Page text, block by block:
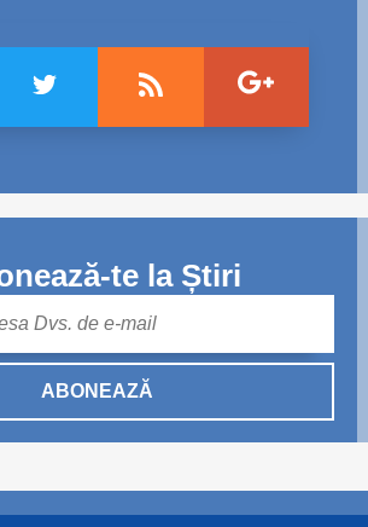
te la Știri
ABONEAZĂ